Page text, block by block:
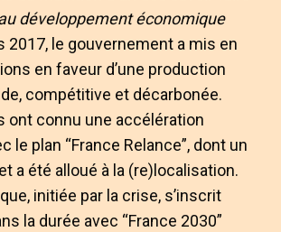
développement économique
2017, le gouvernement a mis en
en faveur d’une production
compétitive et décarbonée.
ont connu une accélération
le plan “France Relance”, dont un
a été alloué à la (re)localisation.
initiée par la crise, s’inscrit
la durée avec “France 2030”